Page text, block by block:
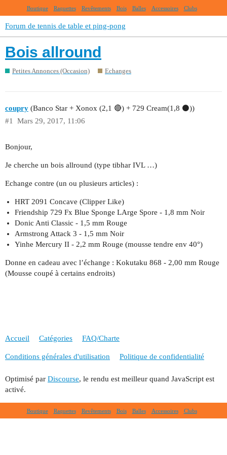
Boutique Raquettes Revêtements Bois Balles Accessoires Clubs
Forum de tennis de table et ping-pong
Bois allround
Petites Annonces (Occasion) Echanges
coupry (Banco Star + Xonox (2,1 🔴) + 729 Cream(1,8 ⚫))
Mars 29, 2017, 11:06
#1
Bonjour,
Je cherche un bois allround (type tibhar IVL …)
Echange contre (un ou plusieurs articles) :
HRT 2091 Concave (Clipper Like)
Friendship 729 Fx Blue Sponge LArge Spore - 1,8 mm Noir
Donic Anti Classic - 1,5 mm Rouge
Armstrong Attack 3 - 1,5 mm Noir
Yinhe Mercury II - 2,2 mm Rouge (mousse tendre env 40°)
Donne en cadeau avec l’échange : Kokutaku 868 - 2,00 mm Rouge
(Mousse coupé à certains endroits)
Accueil Catégories FAQ/Charte
Conditions générales d'utilisation Politique de confidentialité
Optimisé par Discourse, le rendu est meilleur quand JavaScript est
activé.
Boutique Raquettes Revêtements Bois Balles Accessoires Clubs